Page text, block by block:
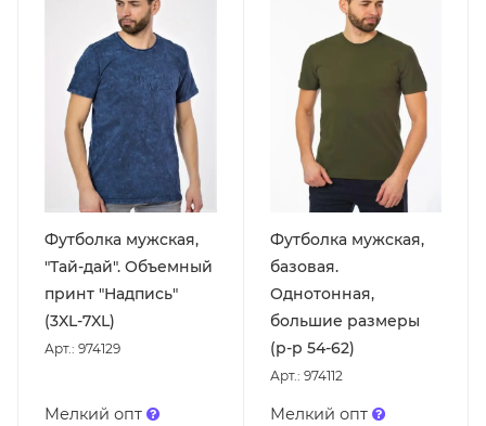
Футболка мужская,
"Тай-дай". Объемный
принт "Надпись"
(3XL-7XL)
Арт.: 974129
Мелкий опт
Футболка мужская,
базовая.
Однотонная,
большие размеры
(р-р 54-62)
Арт.: 974112
Мелкий опт